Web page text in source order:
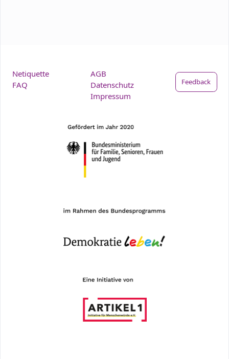
Netiquette
FAQ
AGB
Datenschutz
Impressum
Feedback